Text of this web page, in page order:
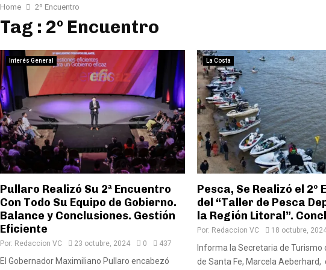
Home 2º Encuentro
Tag : 2º Encuentro
Interés General
Pullaro Realizó Su 2ª Encuentro
Con Todo Su Equipo de Gobierno.
Balance y Conclusiones. Gestión
Eficiente
Por: Redaccion VC 23 octubre, 2024 0 437
El Gobernador Maximiliano Pullaro encabezó
La Costa
Pesca, Se Realizó el 2º
del “Taller de Pesca
la Región Litoral”.
Por: Redaccion VC 18 octubre,
Informa la Secretaria de Turismo
de Santa Fe, Marcela Aeberhard,